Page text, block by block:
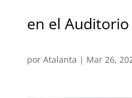
en el
por Atalanta | Mar 26,